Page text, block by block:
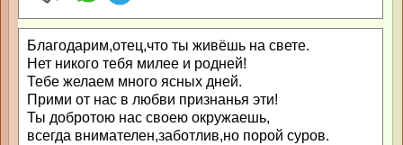
Благодарим,отец,что ты живёшь на свете.
Нет никого тебя милее и родней!
Тебе желаем много ясных дней.
Прими от нас в любви признанья эти!
Ты добротою нас своею окружаешь,
всегда внимателен,заботлив,но порой суров.